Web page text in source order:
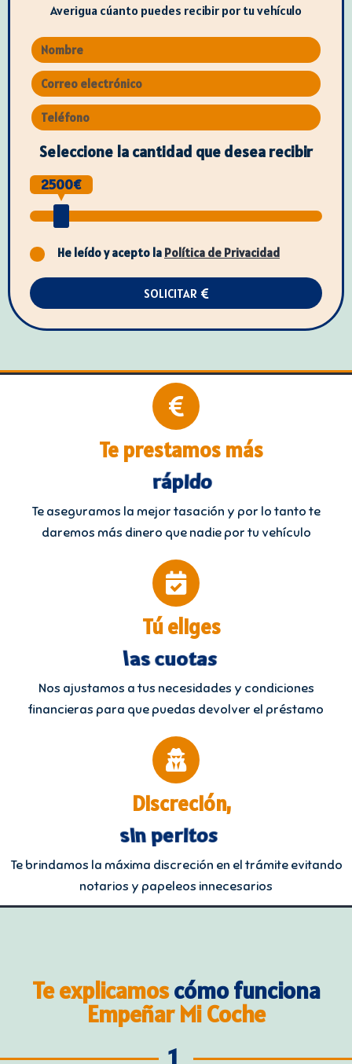
Averigua cúanto puedes recibir por tu vehículo
Seleccione la cantidad que desea recibir
2500
He leído y acepto la Política de Privacidad
SOLICITAR
Te prestamos más
fácil
Te aseguramos la mejor tasación y por lo tanto te
daremos más dinero que nadie por tu vehículo
Tú eliges
cómo pagar
Nos ajustamos a tus necesidades y condiciones
financieras para que puedas devolver el préstamo
Discreción,
sin sorpresas
Te brindamos la máxima discreción en el trámite evitando
notarios y papeleos innecesarios
Te explicamoscómo funciona
Empeñar Mi Coche